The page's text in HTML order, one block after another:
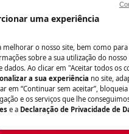
Peças e
Encontre as
seu
os diretamente
Para a loja
uma experiência
melhorar o nosso site, bem como
sobre a sua utilização do nosso
Ao clicar em "Aceitar todos os
a sua experiência no site,
em “Continuar sem aceitar”,
e os serviços que lhe
e a Declaração de Privacidade de